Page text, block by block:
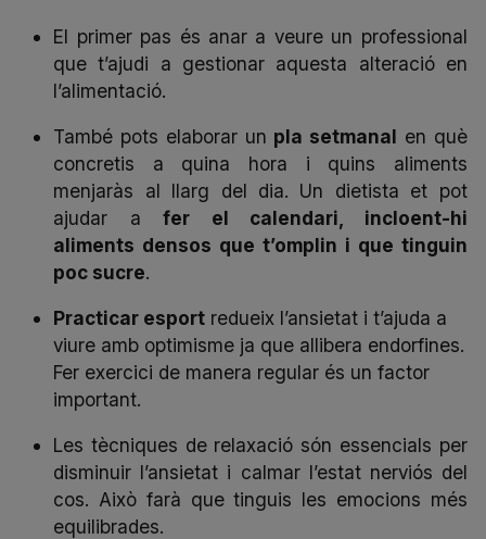
El primer pas és anar a veure un professional
que t’ajudi a gestionar aquesta alteració en
l’alimentació.
També pots elaborar un pla setmanal en què
concretis a quina hora i quins aliments
menjaràs al llarg del dia. Un dietista et pot
ajudar afer el calendari, incloent-hi
aliments densos que t’omplin i que tinguin
poc sucre.
Practicar esport redueix l’ansietat i t’ajuda a
viure amb optimisme ja que allibera endorfines.
Fer exercici de manera regular és un factor
important.
Les tècniques de relaxació són essencials per
disminuir l’ansietat i calmar l’estat nerviós del
cos. Això farà que tinguis les emocions més
equilibrades.